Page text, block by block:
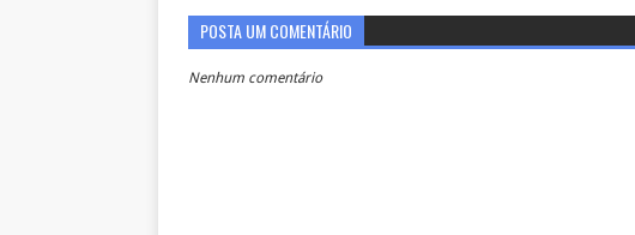
POSTA UM COMENTÁRIO
Nenhum comentário